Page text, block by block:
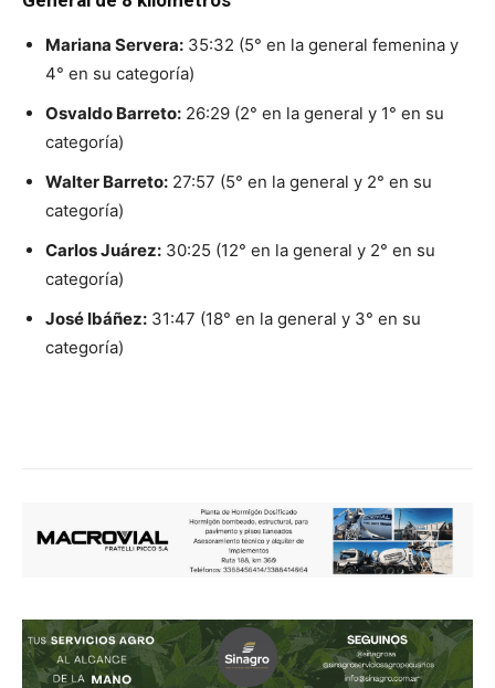
Mariana Servera: 35:32 (5° en la general femenina y
4° en su categoría)
Osvaldo Barreto: 26:29 (2° en la general y 1° en su
categoría)
Walter Barreto: 27:57 (5° en la general y 2° en su
categoría)
Carlos Juárez: 30:25 (12° en la general y 2° en su
categoría)
José Ibáñez: 31:47 (18° en la general y 3° en su
categoría)